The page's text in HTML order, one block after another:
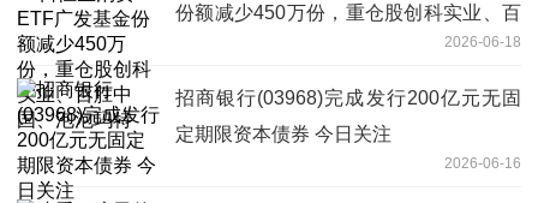
份额减少450万份，重仓股创科实业、百
2026-06-18
招商银行(03968)完成发行200亿元无固
定期限资本债券 今日关注
2026-06-16